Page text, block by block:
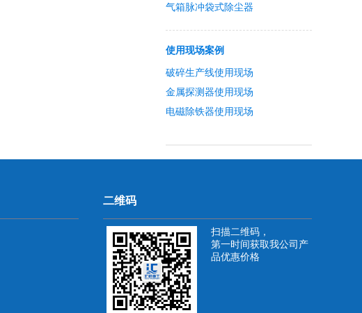
气箱脉冲袋式除尘器
使用现场案例
破碎生产线使用现场
金属探测器使用现场
电磁除铁器使用现场
二维码
扫描二维码，
第一时间获取我公司产
品优惠价格